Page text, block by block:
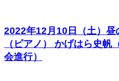
2022年12月10日（土）昼
（ピアノ） かげはら史帆
会進行）